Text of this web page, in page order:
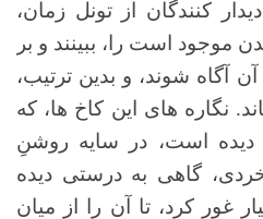
کنندگان از تونل زمان،
موجود است را، ببینند و بر
آگاه شوند، و بدین ترتیب،
نگاره های این کاخ ها، که
دیده است، در سایه روشنِ
گاهی به درستی دیده
غور کرد، تا آن را از میان